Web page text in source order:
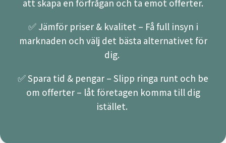
att skapa en förfrågan och ta emot offerter.
✅ Jämför priser & kvalitet – Få full insyn i
marknaden och välj det bästa alternativet för
dig.
✅ Spara tid & pengar – Slipp ringa runt och be
om offerter – låt företagen komma till dig
istället.